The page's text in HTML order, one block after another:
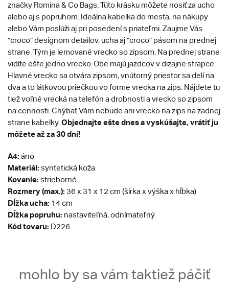
značky Romina & Co Bags. Túto krásku môžete nosiť za ucho
alebo aj s popruhom. Ideálna kabelka do mesta, na nákupy
alebo Vám poslúži aj pri posedení s priateľmi. Zaujme Vás
"croco" designom detailov, ucha aj "croco" pásom na prednej
strane. Tým je lemované vrecko so zipsom. Na prednej strane
vidíte ešte jedno vrecko. Obe majú jazdcov v dizajne strapce.
Hlavné vrecko sa otvára zipsom, vnútorný priestor sa delí na
dva a to látkovou priečkou vo forme vrecka na zips. Nájdete tu
tiež voľné vrecká na telefón a drobnosti a vrecko so zipsom
na cennosti. Chýbať Vám nebude ani vrecko na zips na zadnej
strane kabelky. Objednajte ešte dnes a vyskúšajte, vrátiť ju
môžete až za 30 dní!
A4: áno
Materiál: syntetická koža
Kovanie: strieborné
Rozmery (max.): 36 x 31 x 12 cm (šírka x výška x hĺbka)
Dĺžka ucha: 14 cm
Dĺžka popruhu: nastaviteľná, odnímateľný
Kód tovaru: D226
mohlo by sa vám taktiež páčiť